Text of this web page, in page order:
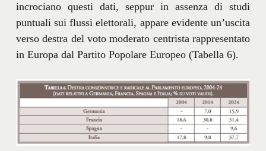
incrociano questi dati, seppur in assenza di studi
puntuali sui flussi elettorali, appare evidente un’uscita
verso destra del voto moderato centrista rappresentato
in Europa dal Partito Popolare Europeo (Tabella 6).